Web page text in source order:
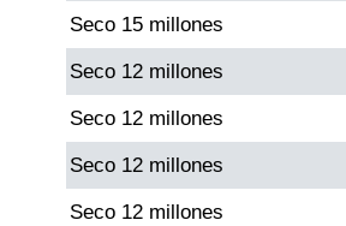
Culona noche
Dorado Mañana
Dorado Tarde
Seco 15 millones
Seco 12 millones
Seco 12 millones
Seco 12 millones
Seco 12 millones